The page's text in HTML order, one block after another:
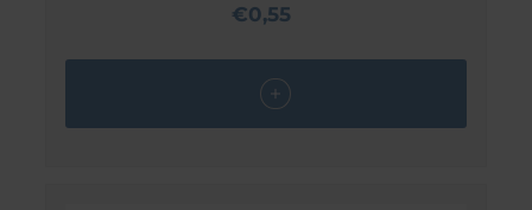
€0,55